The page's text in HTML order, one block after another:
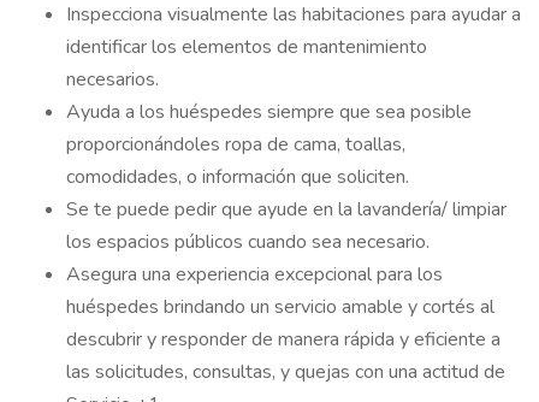
Inspecciona visualmente las habitaciones para ayudar a
identificar los elementos de mantenimiento
necesarios.
Ayuda a los huéspedes siempre que sea posible
proporcionándoles ropa de cama, toallas,
comodidades, o información que soliciten.
Se te puede pedir que ayude en la lavandería/ limpiar
los espacios públicos cuando sea necesario.
Asegura una experiencia excepcional para los
huéspedes brindando un servicio amable y cortés al
descubrir y responder de manera rápida y eficiente a
las solicitudes, consultas, y quejas con una actitud de